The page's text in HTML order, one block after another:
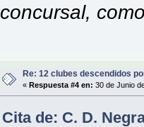
concursal,
Re: 12 clubes descendidos
«Respuesta #4 en: 30 de Junio
Cita de: C. D.